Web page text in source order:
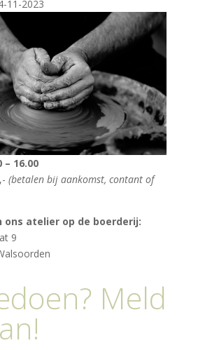
11-2023
– 16.00
(betalen bij aankomst, contant of
ons atelier op de boerderij:
9
Meld